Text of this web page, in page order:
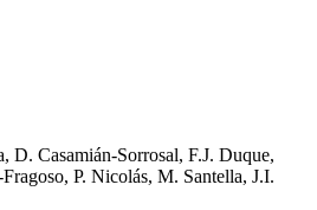
D. Casamián-Sorrosal, F.J. Duque,
P. Nicolás, M. Santella, J.I.